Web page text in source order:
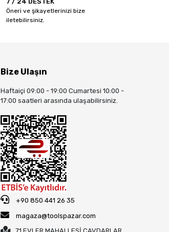
Öneri ve şikayetlerinizi bize
iletebilirsiniz.
Bize Ulaşın
Haftaiçi 09:00 - 19:00 Cumartesi 10:00 -
17:00 saatleri arasında ulaşabilirsiniz.
+90 850 441 26 35
magaza@toolspazar.com